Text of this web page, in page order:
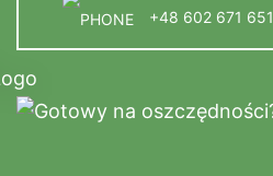
+48 602 671 651